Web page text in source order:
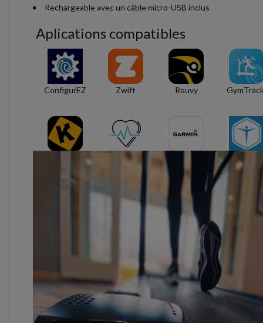
Rechargeable avec un câble micro-USB inclus
Aplications compatibles
ConfigurEZ Zwift Rouvy
Heartbeatz
Garmin